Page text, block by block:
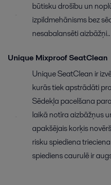
būtisku drošību un
izpildmehānisms bez
nesabalansēti aizbāžņi..
Unique Mixproof SeatClean
Unique SeatClean ir
kurās tiek apstrādāti
Sēdekļa pacelšana
laikā notīra aizbāžņus
apakšējais korķis
risku spiediena
spiediens caurulē ir